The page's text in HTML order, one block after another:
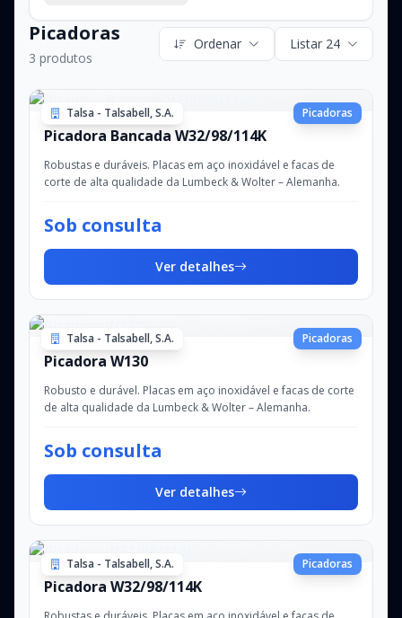
Picadoras
3 produtos
Ordenar Listar 24
Talsa - Talsabell, S.A. Picadoras
Picadora Bancada W32/98/114K
Robustas e duráveis. Placas em aço inoxidável e facas de
corte de alta qualidade da Lumbeck & Wolter – Alemanha.
Sob consulta
Ver detalhes
Talsa - Talsabell, S.A. Picadoras
Picadora W130
Robusto e durável. Placas em aço inoxidável e facas de corte
de alta qualidade da Lumbeck & Wolter – Alemanha.
Sob consulta
Ver detalhes
Talsa - Talsabell, S.A. Picadoras
Picadora W32/98/114K